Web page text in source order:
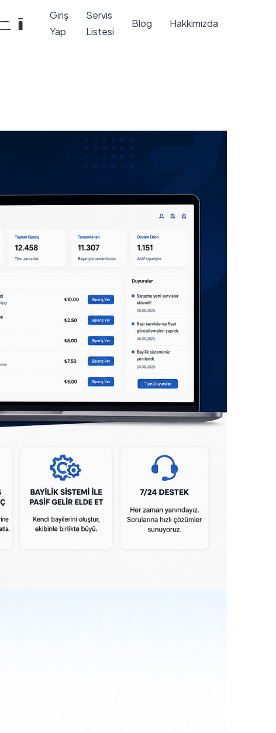
Giriş
Yap
Servis
Listesi
Blog Hakkımızda